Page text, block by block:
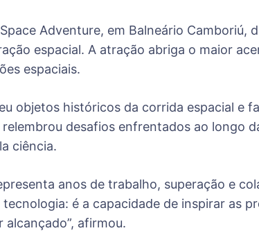
Adventure, em Balneário Camboriú,
espacial. A atração abriga o maior
espaciais.
objetos históricos da corrida espacial e
desafios enfrentados ao longo
ciência.
anos de trabalho, superação e
é a capacidade de inspirar as
afirmou.